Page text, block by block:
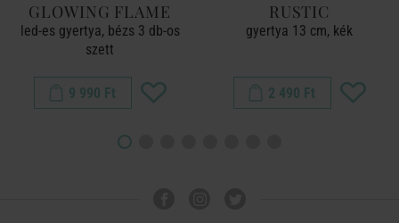
GLOWING FLAME
led-es gyertya, bézs 3 db-os
szett
9 990 Ft
RUSTIC
gyertya 13 cm, kék
2 490 Ft